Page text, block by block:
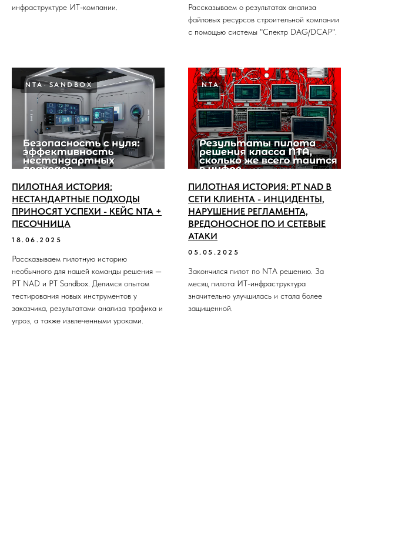
инфраструктуре ИТ-компании.
Рассказываем о результатах анализа
файловых ресурсов строительной компании
с помощью системы "Спектр DAG/DCAP".
NTA SANDBOX
ПИЛОТНАЯ ИСТОРИЯ:
НЕСТАНДАРТНЫЕ ПОДХОДЫ
ПРИНОСЯТ УСПЕХИ - КЕЙС NTA +
ПЕСОЧНИЦА
18.06.2025
Рассказываем пилотную историю
необычного для нашей команды решения —
PT NAD и PT Sandbox. Делимся опытом
тестирования новых инструментов у
заказчика, результатами анализа трафика и
угроз, а также извлеченными уроками.
NTA
ПИЛОТНАЯ ИСТОРИЯ: PT NAD В
СЕТИ КЛИЕНТА - ИНЦИДЕНТЫ,
НАРУШЕНИЕ РЕГЛАМЕНТА,
ВРЕДОНОСНОЕ ПО И СЕТЕВЫЕ
АТАКИ
05.05.2025
Закончился пилот по NTA решению. За
месяц пилота ИТ-инфраструктура
значительно улучшилась и стала более
защищенной.